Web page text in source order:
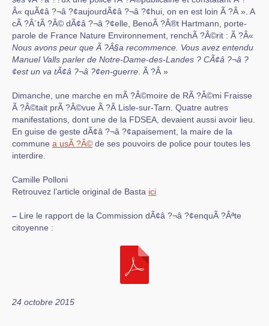
Â« quÃ¢â ?¬â ?¢aujourdÃ¢â ?¬â ?¢hui, on en est loin Ã ?Â ». A
cÃ ?Â´tÃ ?Â© dÃ¢â ?¬â ?¢elle, BenoÃ ?Â®t Hartmann, porte-
parole de France Nature Environnement, renchÃ ?Â©rit : Ã ?Â«
Nous avons peur que Ã ?Â§a recommence. Vous avez entendu
Manuel Valls parler de Notre-Dame-des-Landes ? CÃ¢â ?¬â ?
¢est un va tÃ¢â ?¬â ?¢en-guerre . Ã ?Â »
Dimanche, une marche en mÃ ?Â©moire de RÃ ?Â©mi Fraisse
Ã ?Â©tait prÃ ?Â©vue Ã ?Â Lisle-sur-Tarn. Quatre autres
manifestations, dont une de la FDSEA, devaient aussi avoir lieu.
En guise de geste dÃ¢â ?¬â ?¢apaisement, la maire de la
commune a usÃ ?Â© de ses pouvoirs de police pour toutes les
interdire.
Camille Polloni
Retrouvez l’article original de Basta ici
– Lire le rapport de la Commission dÃ¢â ?¬â ?¢enquÃ ?Âªte
citoyenne :
24 octobre 2015